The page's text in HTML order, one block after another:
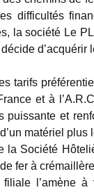
difficultés
la société Le
d’acquérir
tarifs
et à
puissante et
matériel plus
la Société
fer à
filiale l’amène